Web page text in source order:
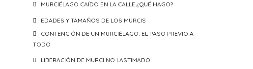
MURCIÉLAGO CAÍDO EN LA CALLE ¿QUÉ HAGO?
EDADES Y TAMAÑOS DE LOS MURCIS
CONTENCIÓN DE UN MURCIÉLAGO: EL PASO PREVIO A
TODO
LIBERACIÓN DE MURCI NO LASTIMADO